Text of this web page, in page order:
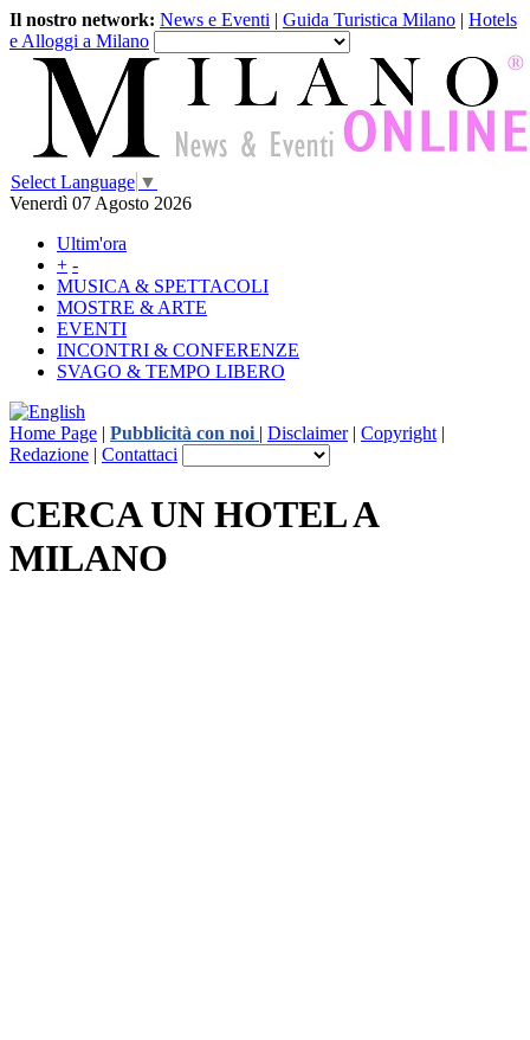
Il nostro network: News e Eventi | Guida Turistica Milano | Hotels
e Alloggi a Milano
Select Language ▼
Venerdì 07 Agosto 2026
Ultim'ora
+ -
MUSICA & SPETTACOLI
MOSTRE & ARTE
EVENTI
INCONTRI & CONFERENZE
SVAGO & TEMPO LIBERO
Home Page | Pubblicità con noi | Disclaimer| Copyright |
Redazione | Contattaci
CERCA UN HOTEL A
MILANO